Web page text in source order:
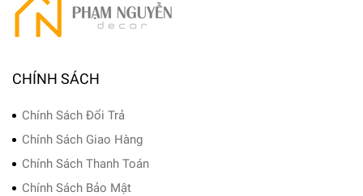
CHÍNH SÁCH
Chính Sách Đổi Trả
Chính Sách Giao Hàng
Chính Sách Thanh Toán
Chính Sách Bảo Mật